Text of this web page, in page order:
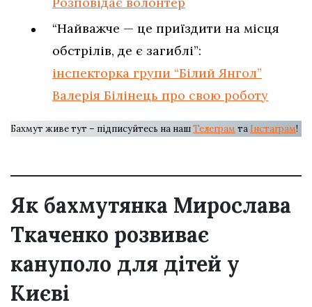
“Найважче — це приїздити на місця
обстрілів, де є загиблі”:
інспекторка групи “Білий Янгол”
Валерія Білінець про свою роботу
Бахмут живе тут – підписуйтесь на нашТелеграм та Інстаграм!
Як бахмутянка Мирослава
Ткаченко розвиває
кануполо для дітей у
Києві